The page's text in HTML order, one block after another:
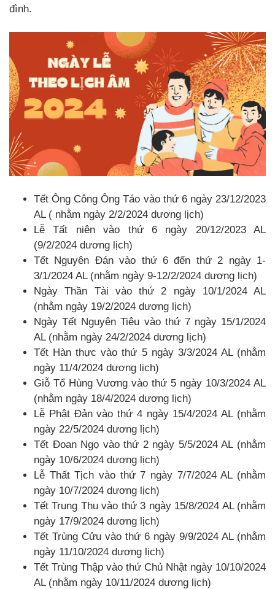
đình.
Tết Ông Công Ông Táo vào thứ 6 ngày 23/12/2023
AL ( nhằm ngày 2/2/2024 dương lịch)
Lễ Tất niên vào thứ 6 ngày 20/12/2023 AL
(9/2/2024 dương lịch)
Tết Nguyên Đán vào thứ 6 đến thứ 2 ngày 1-
3/1/2024 AL (nhằm ngày 9-12/2/2024 dương lịch)
Ngày Thần Tài vào thứ 2 ngày 10/1/2024 AL
(nhằm ngày 19/2/2024 dương lịch)
Ngày Tết Nguyên Tiêu vào thứ 7 ngày 15/1/2024
AL (nhằm ngày 24/2/2024 dương lịch)
Tết Hàn thực vào thứ 5 ngày 3/3/2024 AL (nhằm
ngày 11/4/2024 dương lịch)
Giỗ Tổ Hùng Vương vào thứ 5 ngày 10/3/2024 AL
(nhằm ngày 18/4/2024 dương lịch)
Lễ Phật Đản vào thứ 4 ngày 15/4/2024 AL (nhằm
ngày 22/5/2024 dương lịch)
Tết Đoan Ngọ vào thứ 2 ngày 5/5/2024 AL (nhằm
ngày 10/6/2024 dương lịch)
Lễ Thất Tịch vào thứ 7 ngày 7/7/2024 AL (nhằm
ngày 10/7/2024 dương lịch)
Tết Trung Thu vào thứ 3 ngày 15/8/2024 AL (nhằm
ngày 17/9/2024 dương lịch)
Tết Trùng Cửu vào thứ 6 ngày 9/9/2024 AL (nhằm
ngày 11/10/2024 dương lịch)
Tết Trùng Thập vào thứ Chủ Nhật ngày 10/10/2024
AL (nhằm ngày 10/11/2024 dương lịch)